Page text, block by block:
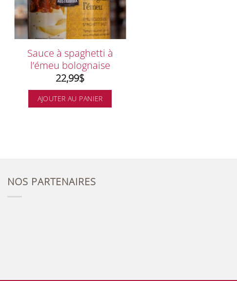
Sauce à spaghetti à
l’émeu bolognaise
22,99$
AJOUTER AU PANIER
NOS PARTENAIRES